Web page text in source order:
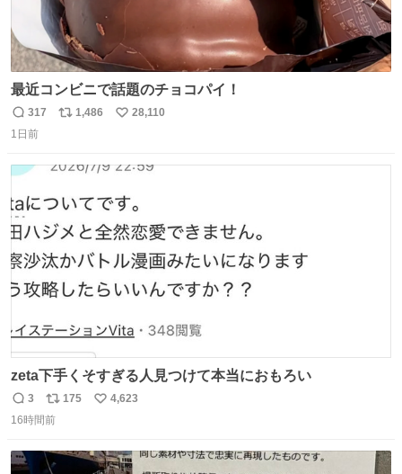
最近コンビニで話題のチョコパイ！
返
信
317
リ
数
1,486
い
28,110
1日前
zeta下手くそすぎる人見つけて本当におもろい
返
信
3
リ
ポ
ト
175
い
数
4,623
16時間前